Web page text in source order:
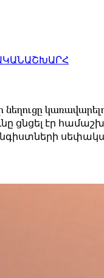
ԱՇԽԱՐՀ
ցնցել էր